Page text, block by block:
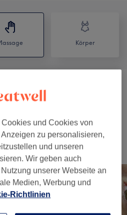
Körper
und Cookies von
zu personalisieren,
und unseren
Wir geben auch
unserer Webseite an
Medien, Werbung und
Richtlinien